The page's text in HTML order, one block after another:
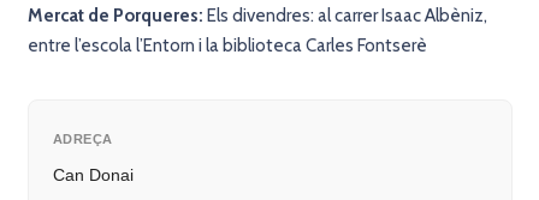
Mercat de Porqueres: Els divendres: al carrer Isaac Albèniz,
entre l’escola l’Entorn i la biblioteca Carles Fontserè
ADREÇA
Can Donai